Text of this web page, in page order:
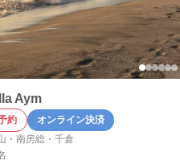
Aym
約
オンライン決済
・ 南房総・ 千倉